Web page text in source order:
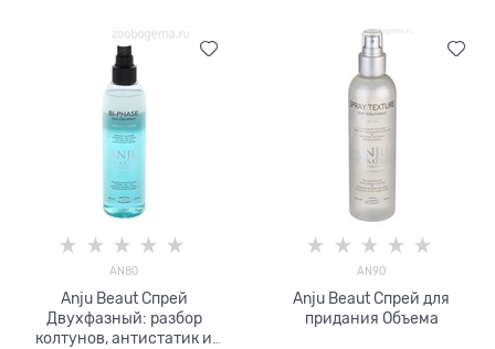
AN80
Anju Beaut Спрей
Двухфазный: разбор
колтунов, антистатик и
AN90
Anju Beaut Спрей для
придания Объема